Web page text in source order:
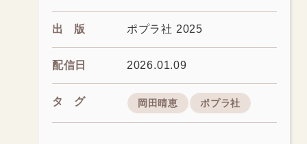
出版 ポプラ社 2025
配信日 2026.01.09
タグ 岡田晴恵 ポプラ社